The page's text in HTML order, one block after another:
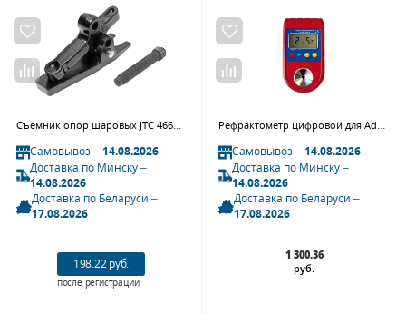
Съемник опор шаровых JTC 4661 (20 мм, рычажного типа)
Самовывоз –14.08.2026
Доставка по Минску –
14.08.2026
Доставка по Беларуси –
17.08.2026
198.22 руб.
после регистрации
Рефрактометр цифровой для AdBlue
Самовывоз –14.08.2026
Доставка по Минску –
14.08.2026
Доставка по Беларуси –
17.08.2026
1 300.36
руб.